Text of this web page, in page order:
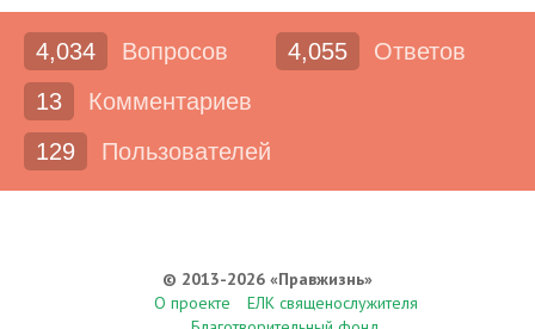
4,034 Вопросов 4,055
Ответов
13
Комментариев
129
Пользователей
© 2013-2026 «Правжизнь»
О проекте
ЕЛК священослужителя